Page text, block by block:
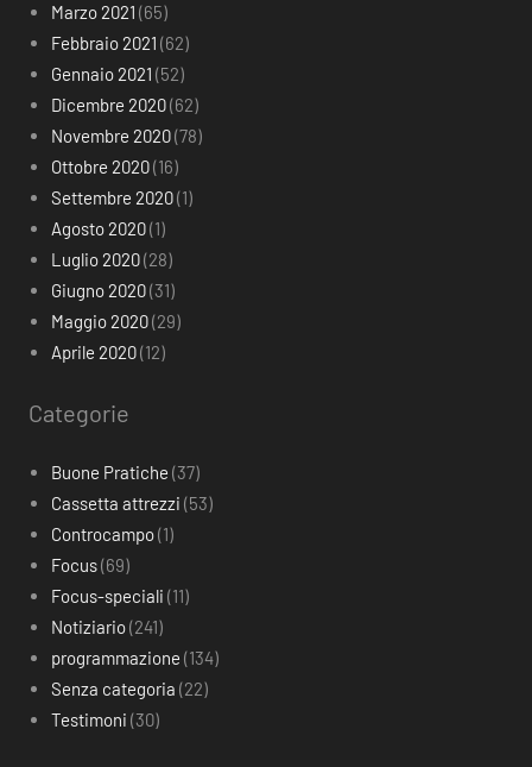
Marzo 2021 (65)
Febbraio 2021 (62)
Gennaio 2021 (52)
Dicembre 2020(62)
Novembre 2020(78)
Ottobre 2020(16)
Settembre 2020(1)
Agosto 2020(1)
Luglio 2020(28)
Giugno 2020(31)
Maggio 2020(29)
Aprile 2020(12)
Categorie
Buone Pratiche (37)
Cassetta attrezzi (53)
Controcampo(1)
Focus(69)
Focus-speciali (11)
Notiziario(241)
programmazione (134)
Senza categoria (22)
Testimoni (30)